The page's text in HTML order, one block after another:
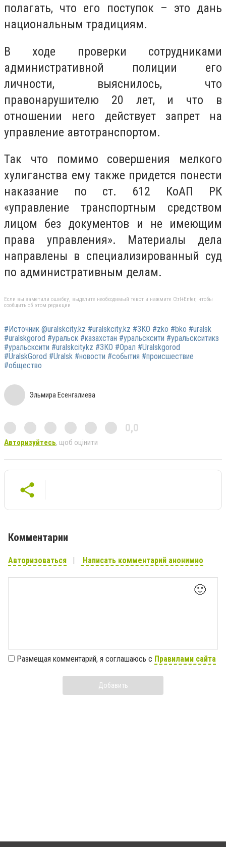
полагать, что его поступок – это дань
национальным традициям.
В ходе проверки сотрудниками
административной полиции его
личности, выяснилось, что
правонарушителю 20 лет, и что в
отношении него действует запрет на
управление автотранспортом.
Так что помимо совершения мелкого
хулиганства ему также придется понести
наказание по ст. 612 КоАП РК
«управление транспортным средством
лицом без документов и не имеющим
права управления». Материалы дела
направлены в специализированный суд
по административным делам.
Если вы заметили ошибку, выделите необходимый текст и нажмите Ctrl+Enter, чтобы
сообщить об этом редакции
#Источник @uralskcity.kz #uralskcity.kz #ЗКО #zko #bko #uralsk
#uralskgorod #уральск #казахстан #уральсксити #уральскситикз
#уральсксити #uralskcitykz #ЗКО #Орал #Uralskgorod
#UralskGorod #Uralsk #новости #события #происшествие
#общество
Эльмира Есенгалиева
0,0
Авторизуйтесь, щоб оцінити
Комментарии
Авторизоваться Написать комментарий анонимно
🙂
Размещая комментарий, я соглашаюсь с Правилами сайта
Добавить